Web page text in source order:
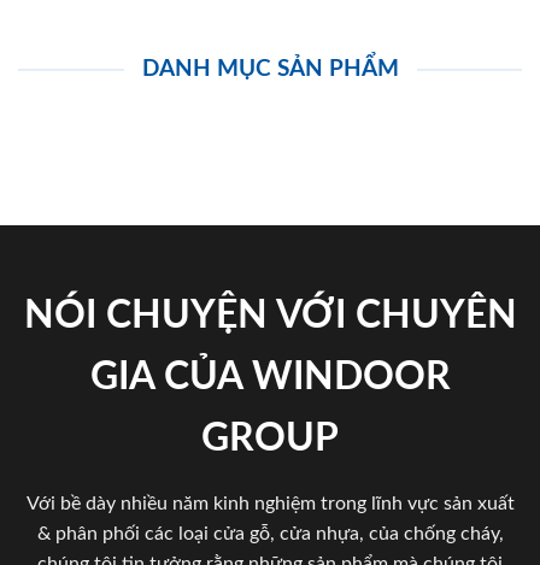
DANH MỤC SẢN PHẨM
NÓI CHUYỆN VỚI CHUYÊN
GIA CỦA WINDOOR
GROUP
Với bề dày nhiều năm kinh nghiệm trong lĩnh vực sản xuất
& phân phối các loại cửa gỗ, cửa nhựa, của chống cháy,